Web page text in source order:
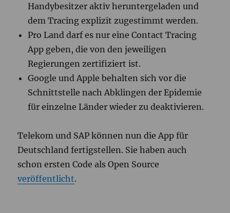
Handybesitzer aktiv heruntergeladen und
dem Tracing explizit zugestimmt werden.
Pro Land darf es nur eine Contact Tracing
App geben, die von den jeweiligen
Regierungen zertifiziert ist.
Google und Apple behalten sich vor die
Schnittstelle nach Abklingen der Epidemie
für einzelne Länder wieder zu deaktivieren.
Telekom und SAP können nun die App für
Deutschland fertigstellen. Sie haben auch
schon ersten Code als Open Source
veröffentlicht.